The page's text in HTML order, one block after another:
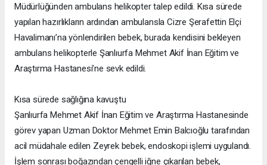
Müdürlüğünden ambulans helikopter talep edildi. Kısa sürede
yapılan hazırlıkların ardından ambulansla Cizre Şerafettin Elçi
Havalimanı’na yönlendirilen bebek, burada kendisini bekleyen
ambulans helikopterle Şanlıurfa Mehmet Akif İnan Eğitim ve
Araştırma Hastanesi’ne sevk edildi.
Kısa sürede sağlığına kavuştu
Şanlıurfa Mehmet Akif İnan Eğitim ve Araştırma Hastanesinde
görev yapan Uzman Doktor Mehmet Emin Balcıoğlu tarafından
acil müdahale edilen Zeyrek bebek, endoskopi işlemi uygulandı.
İşlem sonrası boğazından çengelli iğne çıkarılan bebek,